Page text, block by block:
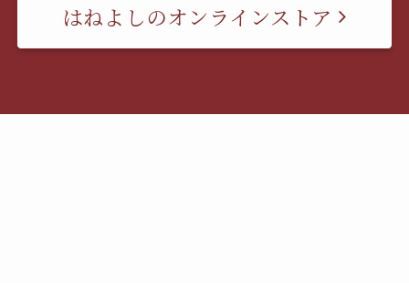
はねよしのオンラインストア